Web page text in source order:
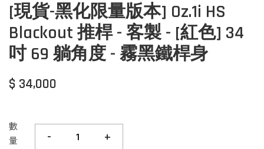
[現貨-黑化限量版本] Oz.1i HS
Blackout 推桿 - 客製 - [紅色] 34
吋 69 躺角度 - 霧黑鐵桿身
$ 34,000
數
量
- +